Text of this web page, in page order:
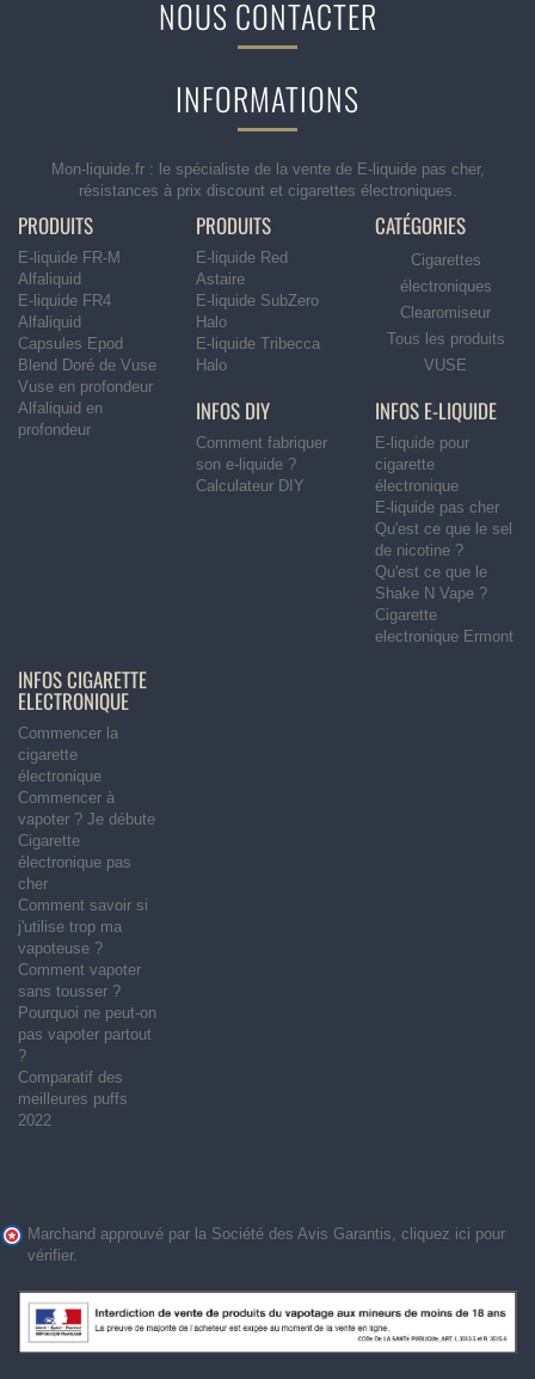
NOUS CONTACTER
INFORMATIONS
Mon-liquide.fr : le spécialiste de la vente de E-liquide pas cher,
résistances à prix discount et cigarettes électroniques.
PRODUITS
E-liquide FR-M
Alfaliquid
E-liquide FR4
Alfaliquid
Capsules Epod
Blend Doré de Vuse
Vuse en profondeur
Alfaliquid en
profondeur
PRODUITS
E-liquide Red
Astaire
E-liquide SubZero
Halo
E-liquide Tribecca
Halo
CATÉGORIES
Cigarettes
électroniques
Clearomiseur
Tous les produits
VUSE
INFOS DIY
Comment fabriquer
son e-liquide ?
Calculateur DIY
INFOS E-LIQUIDE
E-liquide pour
cigarette
électronique
E-liquide pas cher
Qu'est ce que le sel
de nicotine ?
Qu'est ce que le
Shake N Vape ?
Cigarette
electronique Ermont
INFOS CIGARETTE
ELECTRONIQUE
Commencer la
cigarette
électronique
Commencer à
vapoter ? Je débute
Cigarette
électronique pas
cher
Comment savoir si
j'utilise trop ma
vapoteuse ?
Comment vapoter
sans tousser ?
Pourquoi ne peut-on
pas vapoter partout
?
Comparatif des
meilleures puffs
2022
Marchand approuvé par la Société des Avis Garantis, cliquez ici pour
vérifier.